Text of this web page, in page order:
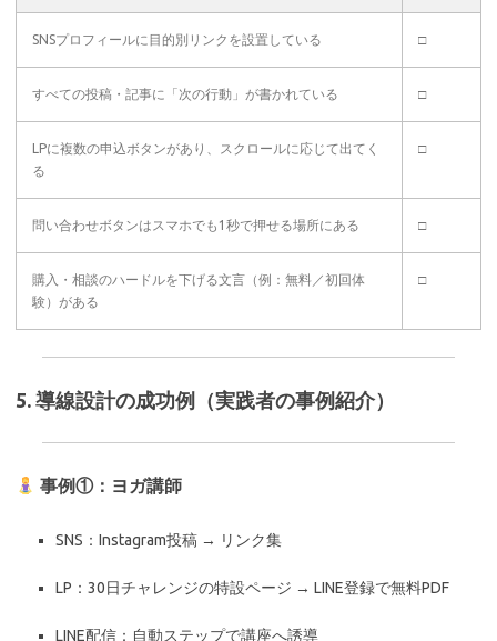
SNSプロフィールに目的別リンクを設置している □
すべての投稿・記事に「次の行動」が書かれている □
LPに複数の申込ボタンがあり、スクロールに応じて出てく
る
□
問い合わせボタンはスマホでも1秒で押せる場所にある □
購入・相談のハードルを下げる文言（例：無料／初回体
験）がある
□
5. 導線設計の成功例（実践者の事例紹介）
事例①：ヨガ講師
SNS：Instagram投稿 → リンク集
LP：30日チャレンジの特設ページ → LINE登録で無料PDF
LINE配信：自動ステップで講座へ誘導